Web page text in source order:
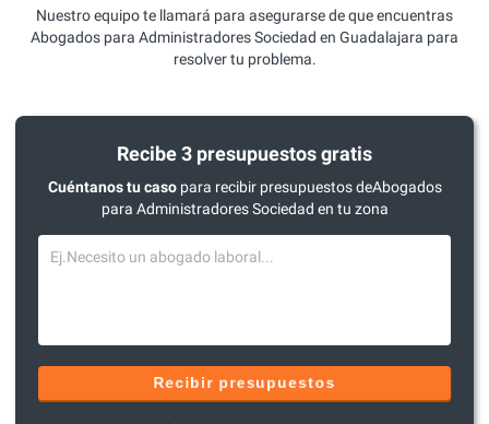
Nuestro equipo te llamará para asegurarse de que encuentras
Abogados para Administradores Sociedad en Guadalajara para
resolver tu problema.
Recibe 3 presupuestos gratis
Cuéntanos tu casopara recibir presupuestos deAbogados
para Administradores Sociedad en tu zona
Recibir presupuestos